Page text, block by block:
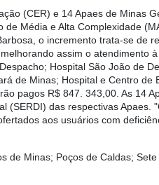
(CER) e 14 Apaes de Minas
Média e Alta Complexidade
o incremento trata-se de
assim o atendimento
Hospital São João de
de Minas; Hospital e Centro de
pagos R$ 847. 343,00. As 14
(SERDI) das respectivas Apaes.
aos usuários com
de Minas; Poços de Caldas;